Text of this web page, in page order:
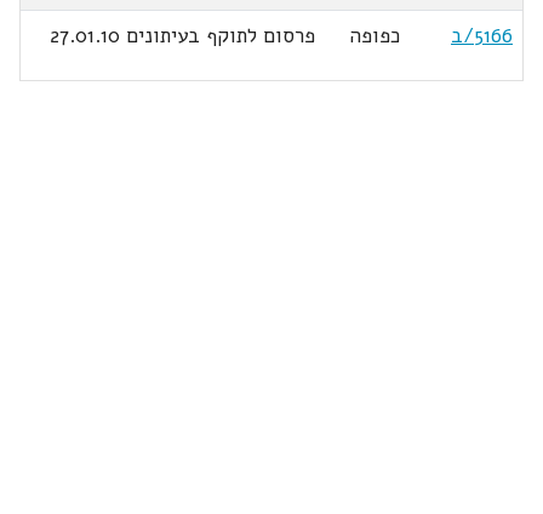
5166/ב
כפופה פרסום לתוקף בעיתונים 27.01.10